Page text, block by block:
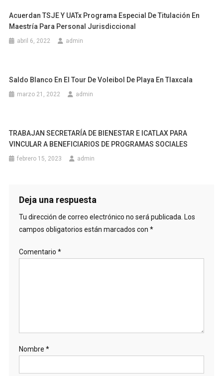
Acuerdan TSJE Y UATx Programa Especial De Titulación En
Maestría Para Personal Jurisdiccional
abril 6, 2022 admin
Saldo Blanco En El Tour De Voleibol De Playa En Tlaxcala
marzo 21, 2022 admin
TRABAJAN SECRETARÍA DE BIENESTAR E ICATLAX PARA
VINCULAR A BENEFICIARIOS DE PROGRAMAS SOCIALES
febrero 15, 2023 admin
Deja una respuesta
Tu dirección de correo electrónico no será publicada. Los
campos obligatorios están marcados con *
Comentario *
Nombre *